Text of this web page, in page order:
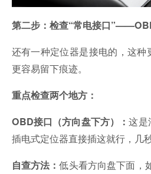
第二步：检查“常电接口
还有一种定位器是接电的，这
更容易留下痕迹。
重点检查两个地方：
OBD接口（方向盘下方）：这是
插电式定位器直接插这就行，几
自查方法：低头看方向盘下面，